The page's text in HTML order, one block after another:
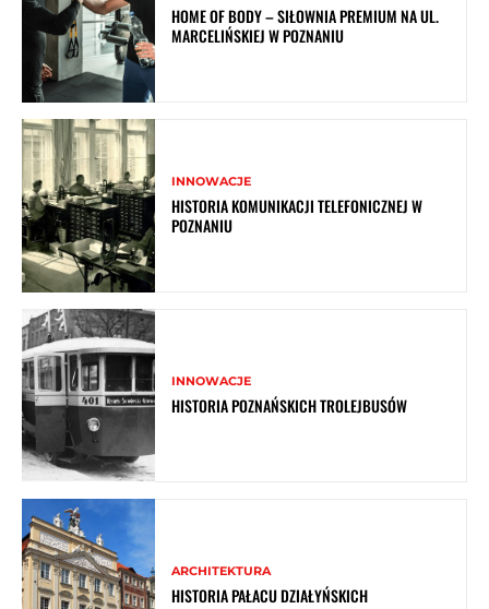
HOME OF BODY – SIŁOWNIA PREMIUM NA UL.
MARCELIŃSKIEJ W POZNANIU
INNOWACJE
HISTORIA KOMUNIKACJI TELEFONICZNEJ W
POZNANIU
INNOWACJE
HISTORIA POZNAŃSKICH TROLEJBUSÓW
ARCHITEKTURA
HISTORIA PAŁACU DZIAŁYŃSKICH